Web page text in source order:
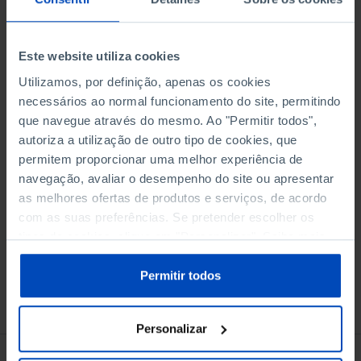
Este website utiliza cookies
Utilizamos, por definição, apenas os cookies
necessários ao normal funcionamento do site, permitindo
que navegue através do mesmo. Ao "Permitir todos",
autoriza a utilização de outro tipo de cookies, que
permitem proporcionar uma melhor experiência de
navegação, avaliar o desempenho do site ou apresentar
as melhores ofertas de produtos e serviços, de acordo
com as suas preferências. Se pretender escolher os
tipos de cookies, clique em "Personalizar". Saiba mais
sobre cookies através da gestão de preferências ou da
Política de Cookies.
Permitir todos
Personalizar
Conheça também